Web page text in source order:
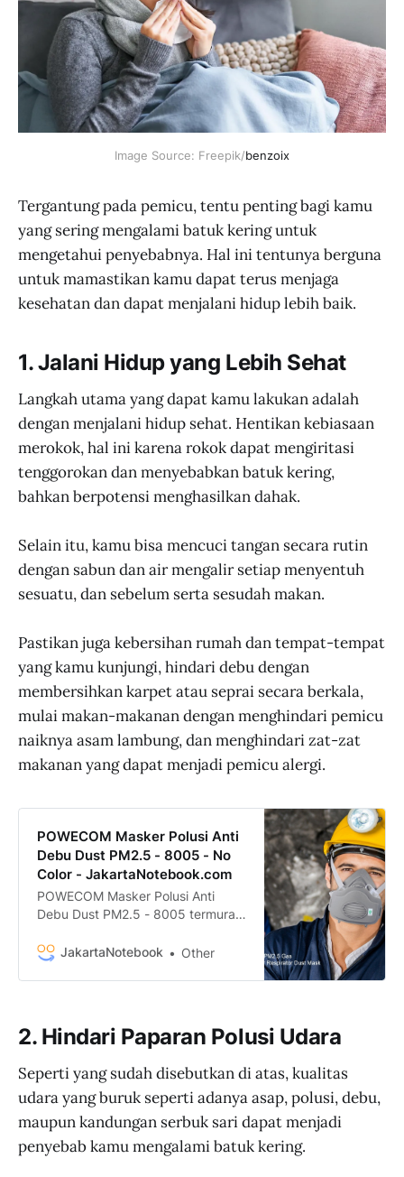
Image Source: Freepik/benzoix
Tergantung pada pemicu, tentu penting bagi kamu
yang sering mengalami batuk kering untuk
mengetahui penyebabnya. Hal ini tentunya berguna
untuk mamastikan kamu dapat terus menjaga
kesehatan dan dapat menjalani hidup lebih baik.
1. Jalani Hidup yang Lebih Sehat
Langkah utama yang dapat kamu lakukan adalah
dengan menjalani hidup sehat. Hentikan kebiasaan
merokok, hal ini karena rokok dapat mengiritasi
tenggorokan dan menyebabkan batuk kering,
bahkan berpotensi menghasilkan dahak.
Selain itu, kamu bisa mencuci tangan secara rutin
dengan sabun dan air mengalir setiap menyentuh
sesuatu, dan sebelum serta sesudah makan.
Pastikan juga kebersihan rumah dan tempat-tempat
yang kamu kunjungi, hindari debu dengan
membersihkan karpet atau seprai secara berkala,
mulai makan-makanan dengan menghindari pemicu
naiknya asam lambung, dan menghindari zat-zat
makanan yang dapat menjadi pemicu alergi.
POWECOM Masker Polusi Anti
Debu Dust PM2.5 - 8005 - No
Color - JakartaNotebook.com
POWECOM Masker Polusi Anti
Debu Dust PM2.5 - 8005 termurah.
POWECOM Masker Polusi Anti
JakartaNotebook Other
2. Hindari Paparan Polusi Udara
Seperti yang sudah disebutkan di atas, kualitas
udara yang buruk seperti adanya asap, polusi, debu,
maupun kandungan serbuk sari dapat menjadi
penyebab kamu mengalami batuk kering.